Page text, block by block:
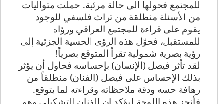
للمجتمع فحولها الى حالة مرئية. حملت متواليات
من الأسئلة منطلقة من تراث فلسفي للوجود
يقوم على قراءة للمجتمع العراقي ورؤاه
للمستقبل، فحوّل هذه الرؤى الحسية الجزئية إلى
رؤية بصرية شمولية تقرأ المتوقع بصرياً!
لقد تأثر فيصل (الإنسان) بإحساسه فحاول أن يؤثر
بذلك الإحساس على فيصل (الفنان) منطلقاً من
رهافة حسه ودقة ملاحظاته وقراءته لما يتوقع.
فأنجز هذه اللوحة ليؤكد ان الفنان التشكيلي وهو